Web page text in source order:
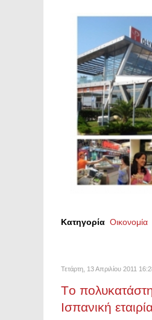
Κατηγορία Οικονομία
Τετάρτη, 13 Απριλίου 2011
Τo
Ισπανική